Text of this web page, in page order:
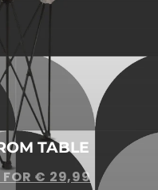
TABLE
FOR € 29,99